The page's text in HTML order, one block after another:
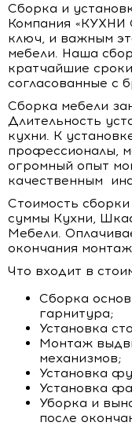
Сборка и
Компания «КУХНИ
ключ, и важным
мебели. Наша
кратчайшие
согласованные с
Сборка мебели
Длительность
кухни. К
профессионалы,
огромный опыт
качественным
Стоимость сборки
суммы Кухни,
Мебели.
окончания
Что входит в
Сборка
гарнитура;
Установка
Монтаж
механизмов;
Установка
Установка
Уборка и
после